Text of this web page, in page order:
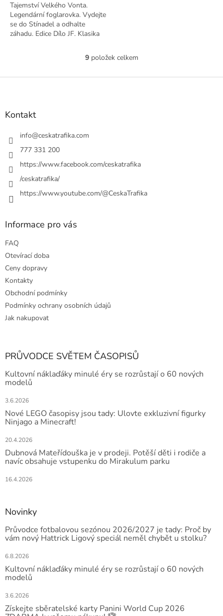
Tajemství Velkého Vonta.
Legendární foglarovka. Vydejte
se do Stínadel a odhalte
záhadu. Edice Dílo JF. Klasika
O
l
k
ý
9položek celkem
Z
Kontakt
info@ceskatrafika.com
777 331 200
https://www.facebook.com/ceskatrafika
/ceskatrafika/
https://www.youtube.com/@CeskaTrafika
Informace pro vás
FAQ
Otevírací doba
Ceny dopravy
Kontakty
Obchodní podmínky
Podmínky ochrany osobních údajů
Jak nakupovat
PRŮVODCE SVĚTEM ČASOPISŮ
Kultovní náklaďáky minulé éry se rozrůstají o 60 nových
modelů
3.6.2026
Nové LEGO časopisy jsou tady: Ulovte exkluzivní figurky
Ninjago a Minecraft!
20.4.2026
Dubnová Mateřídouška je v prodeji. Potěší děti i rodiče a
navíc obsahuje vstupenku do Mirakulum parku
16.4.2026
Novinky
Průvodce fotbalovou sezónou 2026/2027 je tady: Proč by
vám nový Hattrick Ligový speciál neměl chybět u stolku?
6.8.2026
Kultovní náklaďáky minulé éry se rozrůstají o 60 nových
modelů
3.6.2026
Získejte sběratelské karty Panini World Cup 2026